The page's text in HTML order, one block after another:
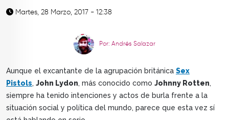
Martes, 28 Marzo, 2017 - 12:38
Por: Andrés Salazar
Aunque el excantante de la agrupación británica Sex
Pistols, John Lydon, más conocido como Johnny Rotten,
siempre ha tenido intenciones y actos de burla frente a la
situación social y política del mundo, parece que esta vez sí